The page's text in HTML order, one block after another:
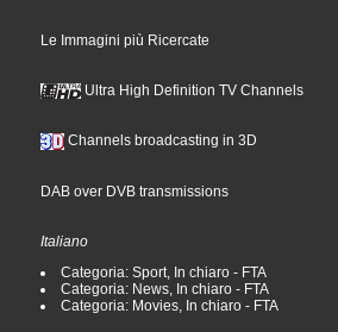
Le Immagini più Ricercate
Ultra High Definition TV Channels
Channels broadcasting in 3D
DAB over DVB transmissions
Italiano
Categoria: Sport, In chiaro - FTA
Categoria: News, In chiaro - FTA
Categoria: Movies, In chiaro - FTA